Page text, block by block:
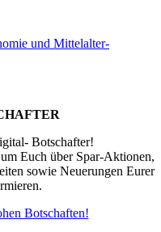
und Mittelalter-
Botschafter!
Euch über Spar-Aktionen,
sowie Neuerungen Eurer
Botschaften!